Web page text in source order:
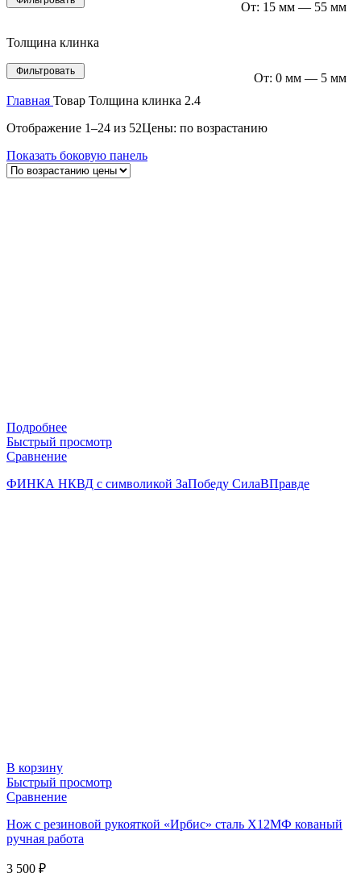
От: 15 мм — 55 мм
Толщина клинка
Фильтровать От: 0 мм — 5 мм
Главная Товар Толщина клинка 2.4
Отображение 1–24 из 52Цены: по возрастанию
Показать боковую панель
Подробнее
Быстрый просмотр
Сравнение
ФИНКА НКВД с символикой ЗаПобеду СилаВПравде
В корзину
Быстрый просмотр
Сравнение
Нож с резиновой рукояткой «Ирбис» сталь Х12МФ кованый
ручная работа
3 500 ₽